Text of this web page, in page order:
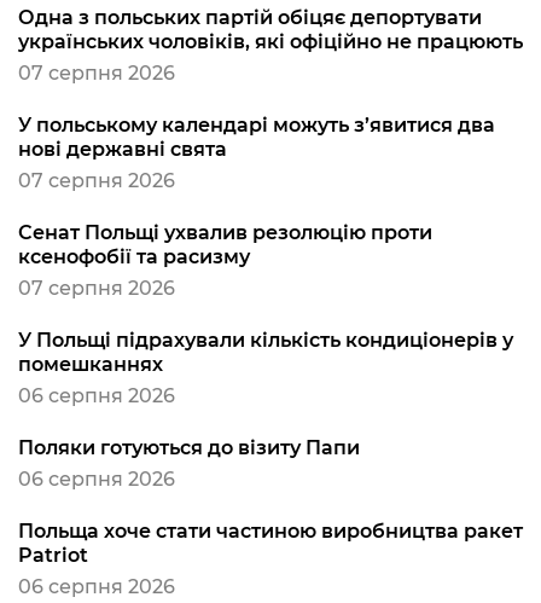
Одна з польських партій обіцяє депортувати
українських чоловіків, які офіційно не працюють
07 серпня 2026
У польському календарі можуть з’явитися два
нові державні свята
07 серпня 2026
Сенат Польщі ухвалив резолюцію проти
ксенофобії та расизму
07 серпня 2026
У Польщі підрахували кількість кондиціонерів у
помешканнях
06 серпня 2026
Поляки готуються до візиту Папи
06 серпня 2026
Польща хоче стати частиною виробництва ракет
Patriot
06 серпня 2026